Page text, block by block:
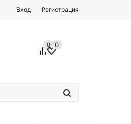
Вход Регистрация
0 0